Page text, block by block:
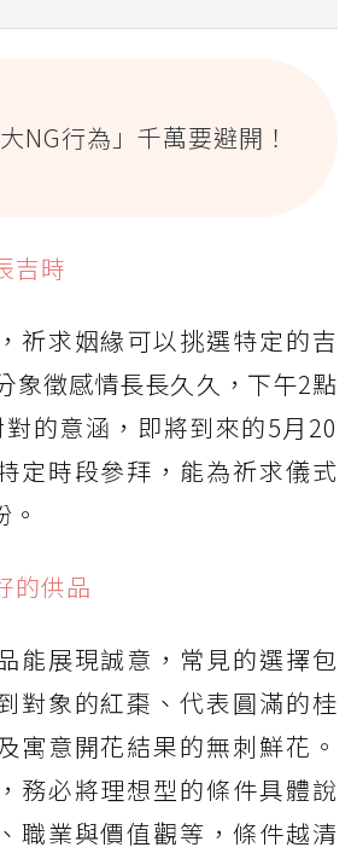
好的供品
具與冷飲入廟
忘了還願
驗月老廟推薦
城隍廟
山寺
潭龍鳳宮
后宮
NG行為」千萬要避開！
吉時
祈求姻緣可以挑選特定的吉
象徵感情長長久久，下午2點
的意涵，即將到來的5月20
定時段參拜，能為祈求儀式
的供品
能展現誠意，常見的選擇包
對象的紅棗、代表圓滿的桂
寓意開花結果的無刺鮮花。
務必將理想型的條件具體說
職業與價值觀等，條件越清